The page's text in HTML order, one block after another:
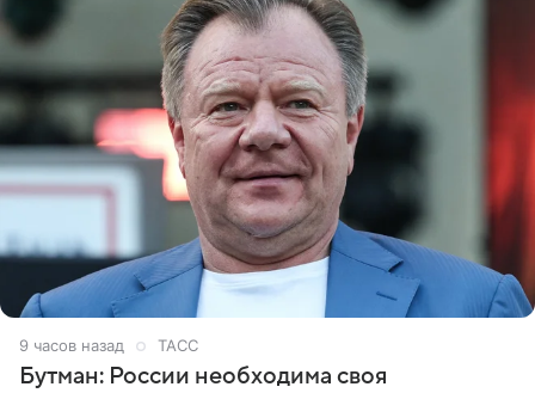
9 часов назад ТАСС
Бутман: России необходима своя